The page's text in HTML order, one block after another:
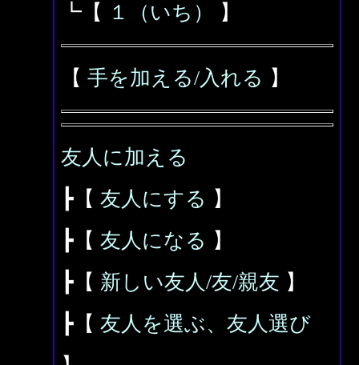
┗【
１（いち） 】
【 手を加える/入れる 】
友人に加える
┣【 友人にする 】
┣【 友人になる 】
┣【 新しい友人/友/親友 】
┣【 友人を選ぶ、友人選び